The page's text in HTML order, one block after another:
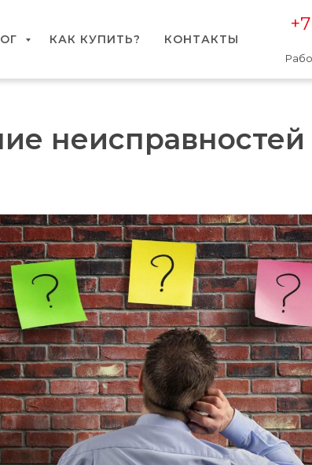
КАК КУПИТЬ? КОНТАКТЫ
неисправностей